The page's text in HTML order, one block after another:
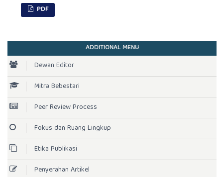
PDF
ADDITIONAL MENU
Dewan Editor
Mitra Bebestari
Peer Review Process
Fokus dan Ruang Lingkup
Etika Publikasi
Penyerahan Artikel